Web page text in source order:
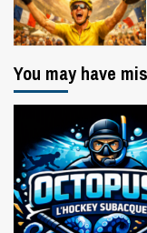
You may have